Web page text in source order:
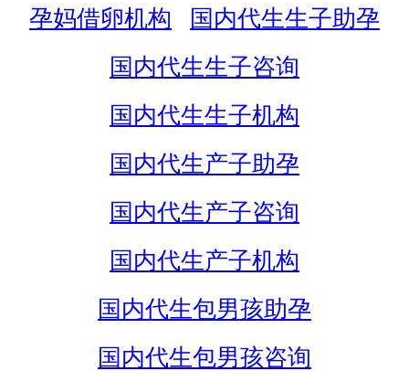
孕妈借卵机构
国内代生生子助孕
国内代生生子咨询
国内代生生子机构
国内代生产子助孕
国内代生产子咨询
国内代生产子机构
国内代生包男孩助孕
国内代生包男孩咨询